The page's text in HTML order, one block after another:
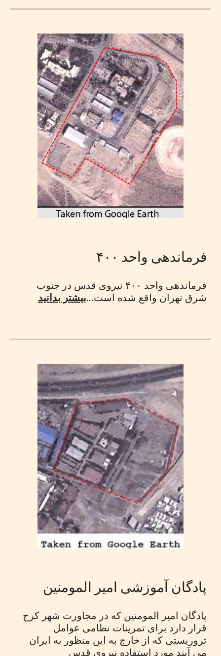
فرماندهی واحد ۴۰۰
فرماندهی واحد ۴۰۰ نیروی قدس در جنوب
شرق تهران واقع شده است...بیشتر بدانید
پادگان آموزشی امیر المومنین
پادگان امیر المومنین که در مجاورت شهر کرج
قرار دارد برای تمرینات نظامی عوامل
تروریستی که از خارج به این منظور به ایران
می آیند مورد استفاده نیروی قدس